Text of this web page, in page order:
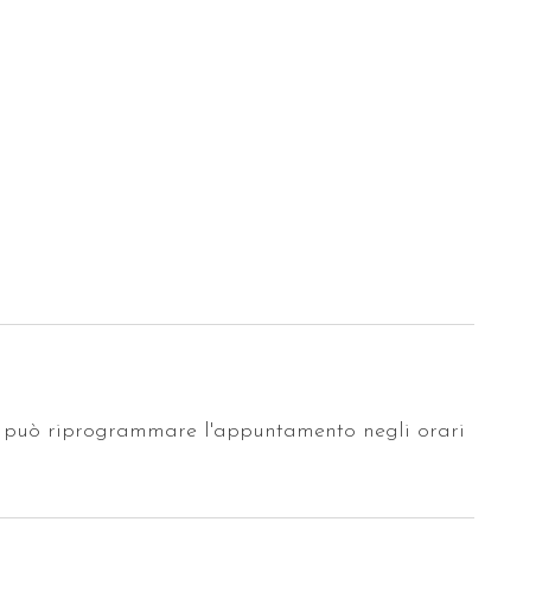
può riprogrammare l'appuntamento negli orari